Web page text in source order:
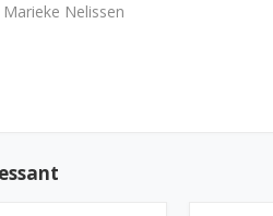
Nelissen